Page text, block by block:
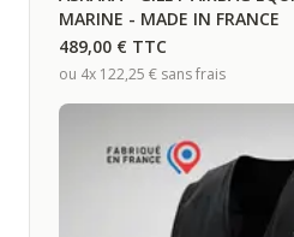
MARINE - MADE IN FRANCE
489,00 € TTC
ou 4x 122,25 € sans frais
offres & nouveaux produits) et